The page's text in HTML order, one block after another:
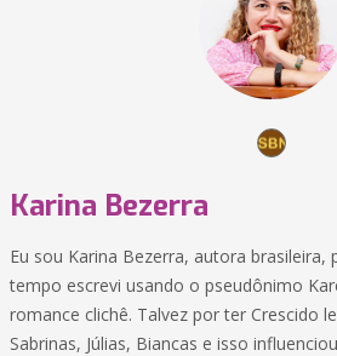
Karina Bezerra
Eu sou Karina Bezerra, autora
tempo escrevi usando o pseudônimo
romance clichê. Talvez por ter Crescido
Sabrinas, Júlias, Biancas e isso